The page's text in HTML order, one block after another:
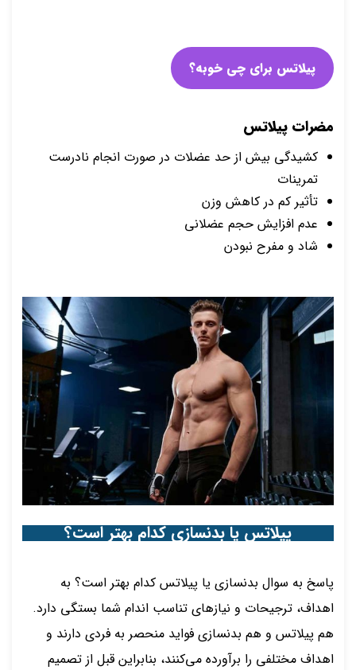
پیلاتس برای چی خوبه؟
مضرات پیلاتس
کشیدگی بیش از حد عضلات در صورت انجام نادرست
تمرینات
تأثیر کم در کاهش وزن
عدم افزایش حجم عضلانی
شاد و مفرح نبودن
پیلاتس یا بدنسازی کدام بهتر است؟
پاسخ به سوال بدنسازی یا پیلاتس کدام بهتر است؟ به
اهداف، ترجیحات و نیازهای تناسب اندام شما بستگی دارد.
هم پیلاتس و هم بدنسازی فواید منحصر به فردی دارند و
اهداف مختلفی را برآورده می‌کنند، بنابراین قبل از تصمیم